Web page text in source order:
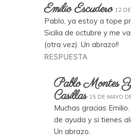
Emilio Escudero 12
Pablo, ya estoy a tope
Sicilia de octubre y me
(otra vez). Un abrazo!!
RESPUESTA
Pablo Montes
Casillas 15 DE MAYO
Muchas gracias
de ayuda y si tienes
Un abrazo.